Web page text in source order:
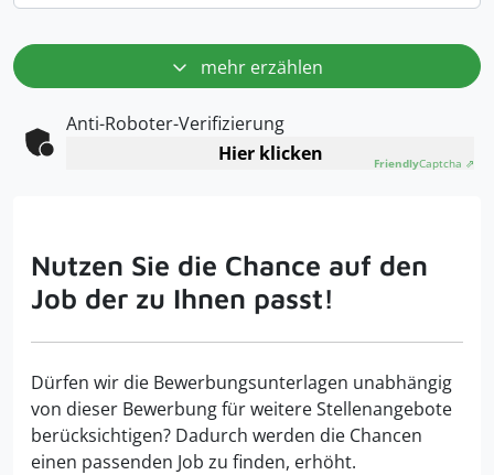
mehr erzählen
Anti-Roboter-Verifizierung
Hier klicken
FriendlyCaptcha ⇗
Nutzen Sie die Chance auf den
Job der zu Ihnen passt!
Dürfen wir die Bewerbungsunterlagen unabhängig
von dieser Bewerbung für weitere Stellenangebote
berücksichtigen? Dadurch werden die Chancen
einen passenden Job zu finden, erhöht.